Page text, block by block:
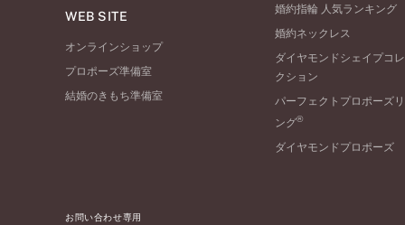
WEB SITE
オンラインショップ
プロポーズ準備室
結婚のきもち準備室
お問い合わせ専用
エレガント
ゴージャス
20万円台～
10万円台～
婚約指輪 人気ランキング
婚約ネックレス
ダイヤモンドシェイプコレ
クション
パーフェクトプロポーズリ
ング®
ダイヤモンドプロポーズ